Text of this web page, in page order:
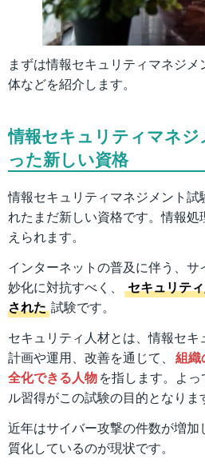
まずは情報セキュリティマネジ
体などを紹介します。
情報セキュリティマネジ
った新しい資格
情報セキュリティマネジメント試
れたまだ新しい資格です。情報
えられます。
インターネットの普及に伴う、
妙化に対抗すべく、
セキュリテ
された 試験です。
セキュリティ人材とは、情報セ
計画や運用、改善を通じて、 組織
全化できる人物を指します。よ
ル習得がこの試験の目的となりま
近年はサイバー攻撃の件数が増
質化しているのが現状です。